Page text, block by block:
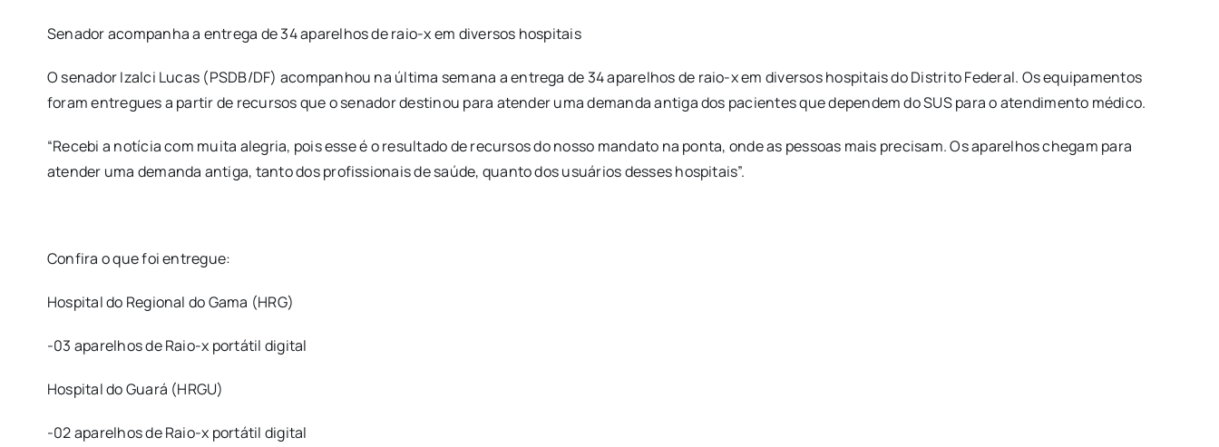
Senador acompanha a entrega de 34 aparelhos de raio-x em diversos hospitais
O senador Izalci Lucas (PSDB/DF) acompanhou na última semana a entrega de 34 aparelhos de raio-x em diversos hospitais do Distrito Federal. Os equipamentos
foram entregues a partir de recursos que o senador destinou para atender uma demanda antiga dos pacientes que dependem do SUS para o atendimento médico.
“Recebi a notícia com muita alegria, pois esse é o resultado de recursos do nosso mandato na ponta, onde as pessoas mais precisam. Os aparelhos chegam para
atender uma demanda antiga, tanto dos profissionais de saúde, quanto dos usuários desses hospitais”.
Confira o que foi entregue:
Hospital do Regional do Gama (HRG)
-03 aparelhos de Raio-x portátil digital
Hospital do Guará (HRGU)
-02 aparelhos de Raio-x portátil digital